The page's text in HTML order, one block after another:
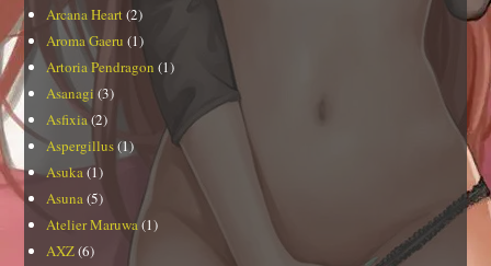
Arcana Heart(2)
Aroma Gaeru (1)
Artoria Pendragon (1)
Asanagi (3)
Asfixia(2)
Aspergillus(1)
Asuka(1)
Asuna(5)
Atelier Maruwa(1)
AXZ(6)